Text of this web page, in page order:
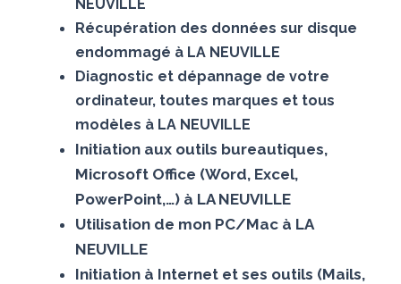
NEUVILLE
Récupération des données sur disque
endommagé à LA NEUVILLE
Diagnostic et dépannage de votre
ordinateur, toutes marques et tous
modèles à LA NEUVILLE
Initiation aux outils bureautiques,
Microsoft Office (Word, Excel,
PowerPoint,…) à LA NEUVILLE
Utilisation de mon PC/Mac à LA
NEUVILLE
Initiation à Internet et ses outils (Mails,